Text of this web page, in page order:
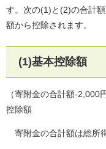
す。次の(1)と(2)の合計
額から控除されます。
(1)基本控除額
（寄附金の合計額-2,000
控除額
寄附金の合計額は総所